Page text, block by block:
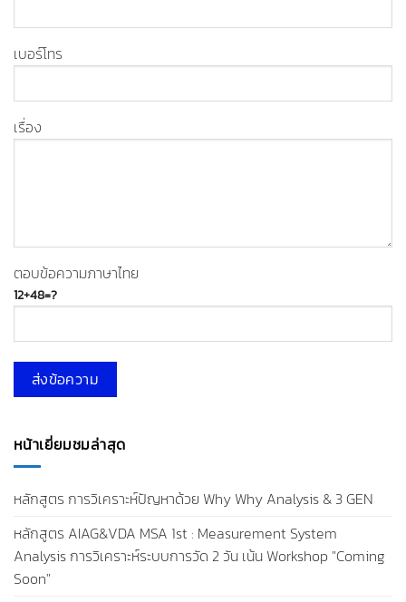
เบอร์โทร
เรื่อง
ตอบข้อความภาษาไทย
12+48=?
หน้าเยี่ยมชมล่าสุด
หลักสูตร การวิเคราะห์ปัญหาด้วย Why Why Analysis & 3 GEN
หลักสูตร AIAG&VDA MSA 1st : Measurement System
Analysis การวิเคราะห์ระบบการวัด 2 วัน เน้น Workshop "Coming
Soon"